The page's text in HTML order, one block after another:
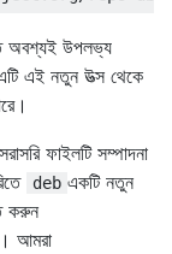
অবশ্যই উপলভ্য
এই নতুন উত্স থেকে
সরাসরি ফাইলটি সম্পাদনা
deb একটি নতুন
করুন
। আমরা